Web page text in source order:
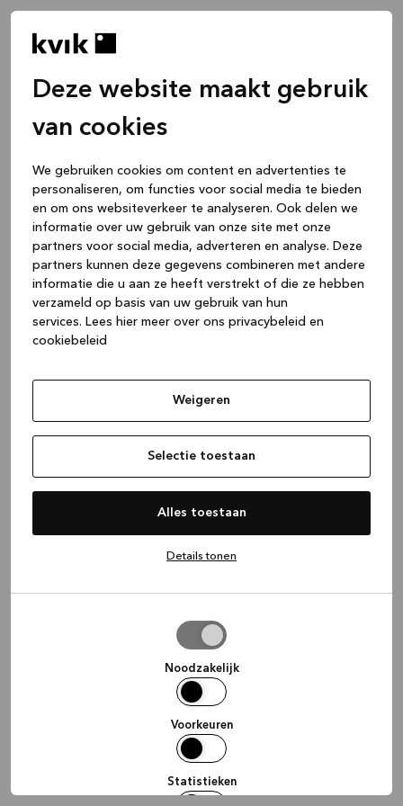
Deze website maakt gebruik
van cookies
We gebruiken cookies om content en advertenties te
personaliseren, om functies voor social media te bieden
en om ons websiteverkeer te analyseren. Ook delen we
informatie over uw gebruik van onze site met onze
partners voor social media, adverteren en analyse. Deze
partners kunnen deze gegevens combineren met andere
informatie die u aan ze heeft verstrekt of die ze hebben
verzameld op basis van uw gebruik van hun
services. Lees hier meer over ons privacybeleid en
cookiebeleid
Weigeren
Selectie toestaan
Alles toestaan
Details tonen
Noodzakelijk
Voorkeuren
Statistieken
(see the browser console for more
information).